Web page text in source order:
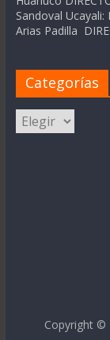
Sandoval
Arias Padilla
Categorías
Categorías
Copyright ©